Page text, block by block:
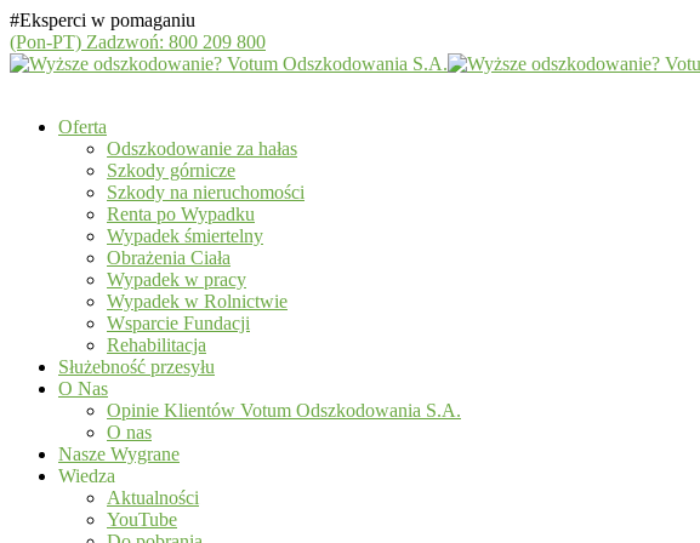
#Eksperci w pomaganiu
(Pon-PT) Zadzwoń: 800 209 800
Oferta
Odszkodowanie za hałas
Szkody górnicze
Szkody na nieruchomości
Renta po Wypadku
Wypadek śmiertelny
Obrażenia Ciała
Wypadek w pracy
Wypadek w Rolnictwie
Wsparcie Fundacji
Rehabilitacja
Służebność przesyłu
O Nas
Opinie Klientów Votum Odszkodowania S.A.
O nas
Nasze Wygrane
Wiedza
Aktualności
YouTube